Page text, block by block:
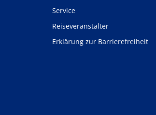
Service
Reiseveranstalter
Erklärung zur Barrierefreiheit